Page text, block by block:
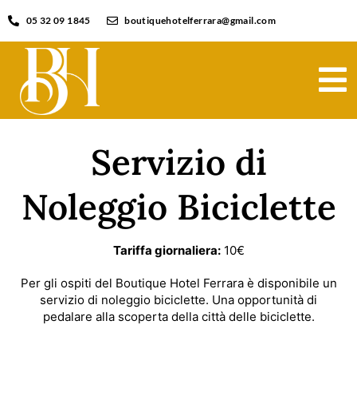
05 32 09 1845 boutiquehotelferrara@gmail.com
Servizio di
Noleggio Biciclette
Tariffa giornaliera:10€
Per gli ospiti del Boutique Hotel Ferrara è disponibile un
servizio di noleggio biciclette. Una opportunità di
pedalare alla scoperta della città delle biciclette.